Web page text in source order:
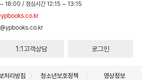
18:00 / 점심시간 12:15 ~ 13:15
1:1고객상담 로그인
처리방침 청소년보호정책 영상정보